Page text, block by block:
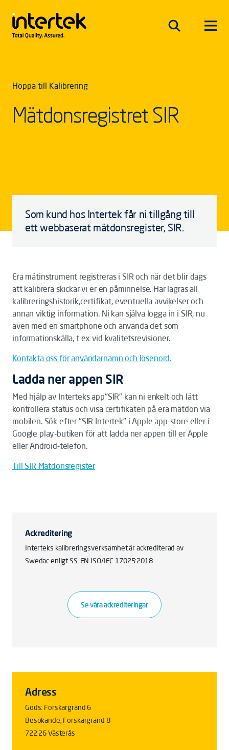
Hoppa till Kalibrering
Mätdonsregistret SIR
Som kund hos Intertek får ni tillgång till
ett webbaserat mätdonsregister, SIR.
Era mätinstrument registreras i SIR och när det blir dags
att kalibrera skickar vi er en påminnelse. Här lagras all
kalibreringshistorik,certifikat, eventuella avvikelser och
annan viktig information. Ni kan själva logga in i SIR, nu
även med en smartphone och använda det som
informationskälla, t ex vid kvalitetsrevisioner.
Kontakta oss för användarnamn och lösenord.
Ladda ner appen SIR
Med hjälp av Interteks app"SIR" kan ni enkelt och lätt
kontrollera status och visa certifikaten på era mätdon via
mobilen. Sök efter "SIR Intertek" i Apple app-store eller i
Google play-butiken för att ladda ner appen till er Apple
eller Android-telefon.
Till SIR Mätdonsregister
Ackreditering
Interteks kalibreringsverksamhet är ackrediterad av
Swedac enligt SS-EN ISO/IEC 17025:2018.
Se våra ackrediteringar
Adress
Gods: Forskargränd 6
Besökande; Forskargränd 8
722 26 Västerås